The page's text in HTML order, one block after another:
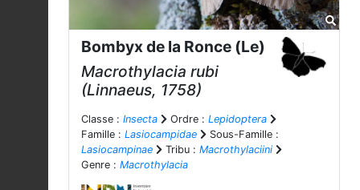
Bombyx de la Ronce (Le)
Macrothylacia rubi
(Linnaeus, 1758)
Classe : Insecta Ordre : Lepidoptera
Famille : Lasiocampidae
Sous-Famille :
Lasiocampinae
Tribu : Macrothylaciini
Genre : Macrothylacia